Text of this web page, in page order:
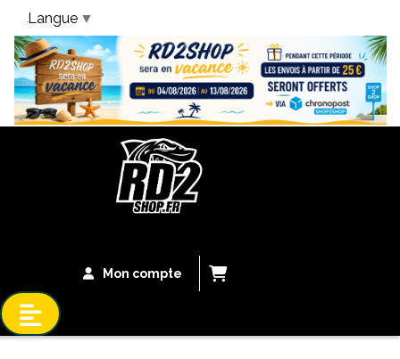
Bandeau Vacances
Mon compte
Langue ▼